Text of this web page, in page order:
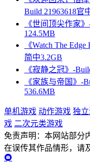
Build 21963618官
《世间顶尖作家
124.5MB
《Watch The
简中3.2GB
《寂静之冠》-
《家族与帝国》-
536.6MB
单机游戏 动作游戏 独
戏 二次元类游戏
免责声明：本网站部分
在误传其作品情形，请